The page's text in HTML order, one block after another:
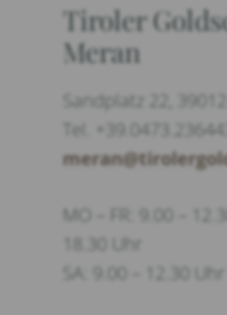
Tiroler
Meran
Sandplatz 22,
Tel. +39.0473.236443
MO – FR: 9.00 –
18.30 Uhr
SA: 9.00 – 12.30 Uhr